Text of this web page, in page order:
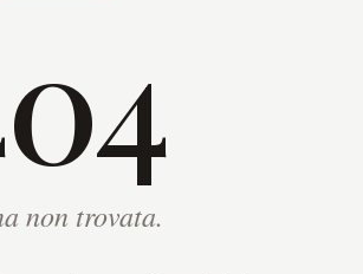
non trovata.